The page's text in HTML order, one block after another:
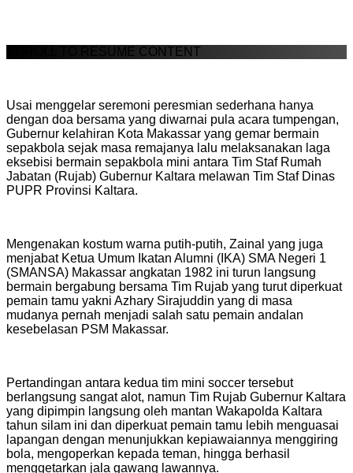
SCROLL TO RESUME CONTENT
Usai menggelar seremoni peresmian sederhana hanya
dengan doa bersama yang diwarnai pula acara tumpengan,
Gubernur kelahiran Kota Makassar yang gemar bermain
sepakbola sejak masa remajanya lalu melaksanakan laga
eksebisi bermain sepakbola mini antara Tim Staf Rumah
Jabatan (Rujab) Gubernur Kaltara melawan Tim Staf Dinas
PUPR Provinsi Kaltara.
Mengenakan kostum warna putih-putih, Zainal yang juga
menjabat Ketua Umum Ikatan Alumni (IKA) SMA Negeri 1
(SMANSA) Makassar angkatan 1982 ini turun langsung
bermain bergabung bersama Tim Rujab yang turut diperkuat
pemain tamu yakni Azhary Sirajuddin yang di masa
mudanya pernah menjadi salah satu pemain andalan
kesebelasan PSM Makassar.
Pertandingan antara kedua tim mini soccer tersebut
berlangsung sangat alot, namun Tim Rujab Gubernur Kaltara
yang dipimpin langsung oleh mantan Wakapolda Kaltara
tahun silam ini dan diperkuat pemain tamu lebih menguasai
lapangan dengan menunjukkan kepiawaiannya menggiring
bola, mengoperkan kepada teman, hingga berhasil
menggetarkan jala gawang lawannya.